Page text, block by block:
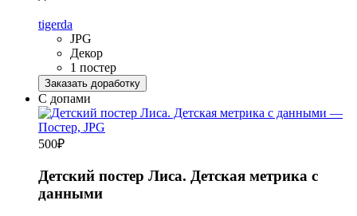
tigerda
JPG
Декор
1 постер
Заказать доработку
С допами
500₽
Детский постер Лиса. Детская метрика с
данными